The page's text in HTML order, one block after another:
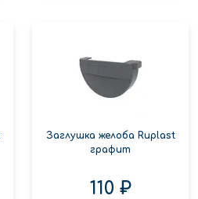
Заглушка желоба Ruplast
графит
110 ₽